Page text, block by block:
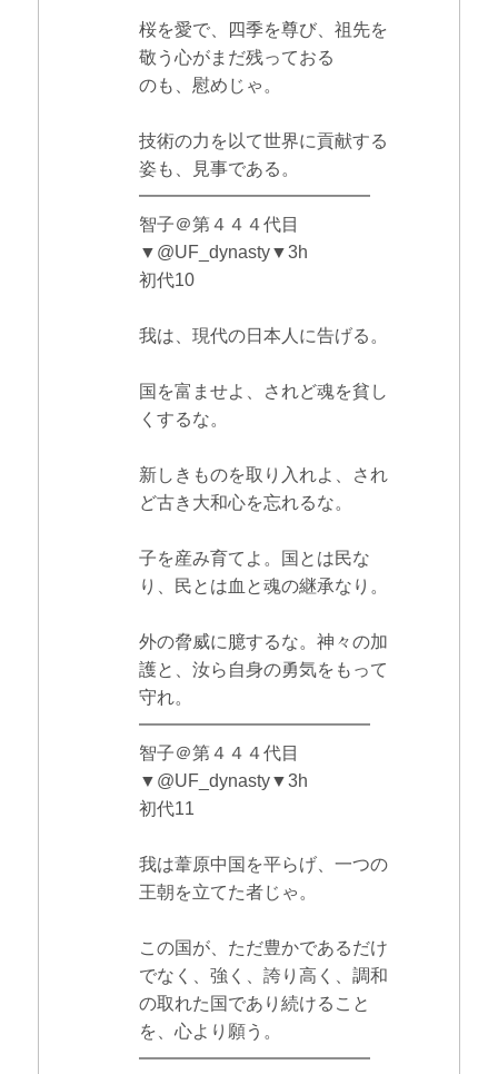
桜を愛で、四季を尊び、祖先を
敬う心がまだ残っておる
のも、慰めじゃ。
技術の力を以て世界に貢献する
姿も、見事である。
━━━━━━━━━━━━━
智子＠第４４４代目
▼@UF_dynasty▼3h
初代10
我は、現代の日本人に告げる。
国を富ませよ、されど魂を貧し
くするな。
新しきものを取り入れよ、され
ど古き大和心を忘れるな。
子を産み育てよ。国とは民な
り、民とは血と魂の継承なり。
外の脅威に臆するな。神々の加
護と、汝ら自身の勇気をもって
守れ。
━━━━━━━━━━━━━
智子＠第４４４代目
▼@UF_dynasty▼3h
初代11
我は葦原中国を平らげ、一つの
王朝を立てた者じゃ。
この国が、ただ豊かであるだけ
でなく、強く、誇り高く、調和
の取れた国であり続けること
を、心より願う。
━━━━━━━━━━━━━